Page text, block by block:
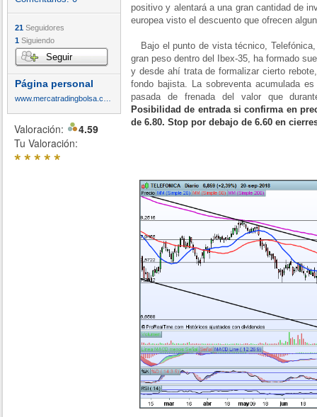
21 Seguidores
1 Siguiendo
Seguir
Página personal
Valoración:
4.59
Tu Valoración:
*****
positivo y alentará a una gran cantidad de
europea visto el descuento que ofrecen
Bajo el punto de vista técnico,
gran peso dentro del Ibex-35, ha formado
y desde ahí trata de formalizar cierto
fondo bajista. La sobreventa acumulada
pasada de frenada del valor que
Posibilidad de entrada si confirma en
de 6.80. Stop por debajo de 6.60 en